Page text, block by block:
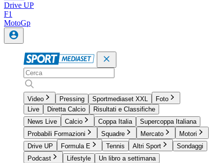
Drive UP
F1
MotoGp
Video Pressing Sportmediaset XXL
Foto
Live
Diretta Calcio
Risultati e Classifiche
News Live
Calcio Coppa Italia
Supercoppa Italiana
Probabili Formazioni
Squadre Mercato
Motori
Drive UP
Formula E Tennis Altri Sport
Sondaggi
Podcast
Lifestyle
Un libro a settimana